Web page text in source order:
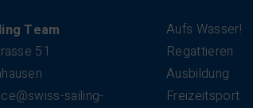
Team
51
sailing-
Aufs Wasser!
Regattieren
Ausbildung
Freizeitsport